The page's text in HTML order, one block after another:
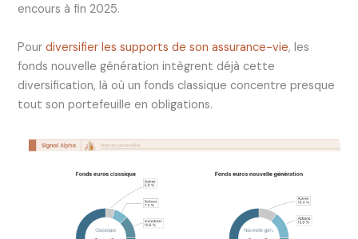
encours à fin 2025.
Pourdiversifier les supports de son assurance-vie, les
fonds nouvelle génération intègrent déjà cette
diversification, là où un fonds classique concentre presque
tout son portefeuille en obligations.